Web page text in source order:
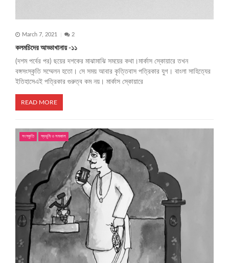
March 7, 2021 2
কলমচিদের আড্ডাখানায় -১১
(দশম পর্বের পর) ছয়ের দশকের মাঝামাঝি সময়ের কথা।মার্কাস স্কোয়ারে তখন
বঙ্গসংস্কৃতি সম্মেলন হতো। সে সময় আবার কৃত্তিবাস পত্রিকার যুগ। বাংলা সাহিত্যের
ইতিহাসেএই পত্রিকার গুরুত্ব কম নয়। মার্কাস স্কোয়ারে
READ MORE
সংস্কৃতি স্বভূমি ও সমকাল